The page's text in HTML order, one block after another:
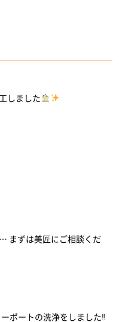
しました
まずは美匠にご相談くだ
ポートの洗浄をしました‼